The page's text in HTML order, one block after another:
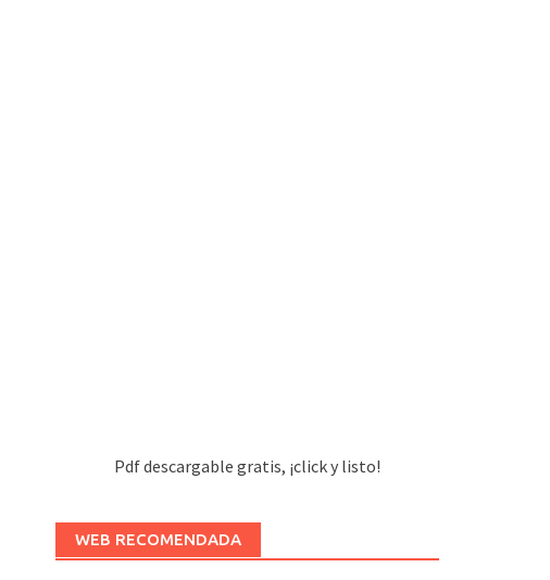
Pdf descargable gratis, ¡click y listo!
WEB RECOMENDADA